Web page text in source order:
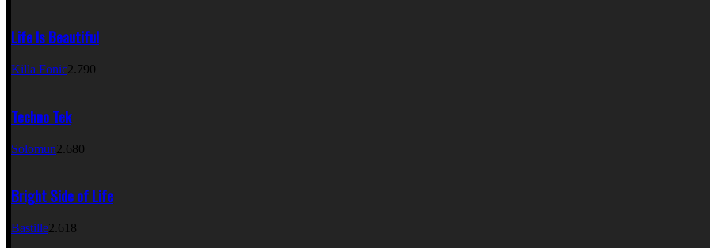
Life Is Beautiful
Killa Fonic2.790
Techno Tek
Solomun2.680
Bright Side of Life
Bastille2.618